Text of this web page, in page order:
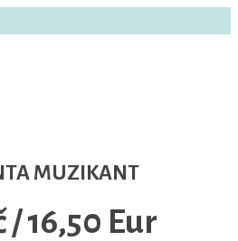
MUZIKANT
/ 16,50 Eur